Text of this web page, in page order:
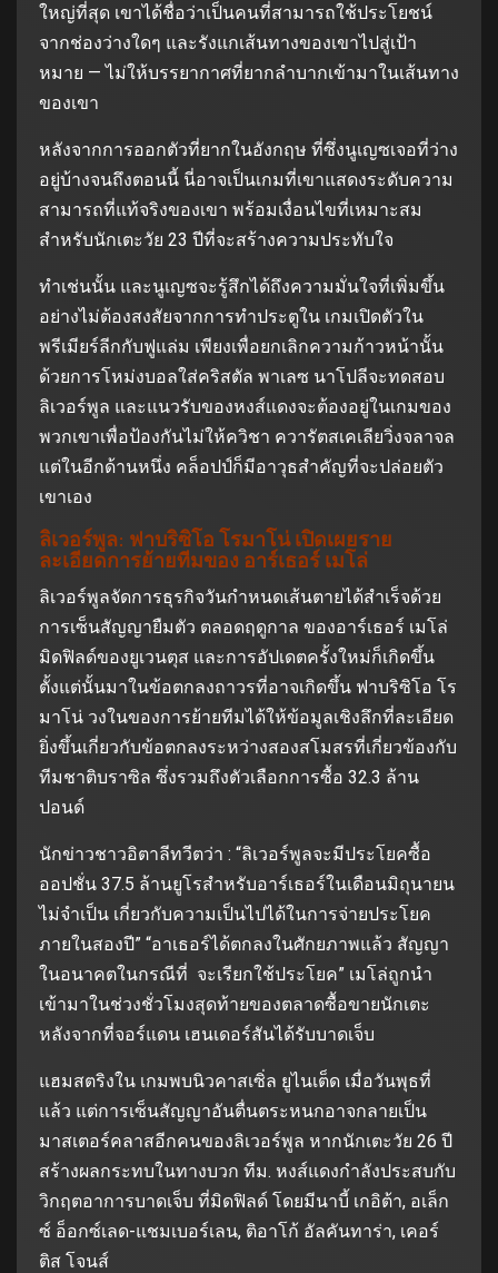
ใหญ่ที่สุด เขาได้ชื่อว่าเป็นคนที่สามารถใช้ประโยชน์
จากช่องว่างใดๆ และรังแกเส้นทางของเขาไปสู่เป้า
หมาย — ไม่ให้บรรยากาศที่ยากลำบากเข้ามาในเส้นทาง
ของเขา
หลังจากการออกตัวที่ยากในอังกฤษ ที่ซึ่งนูเญซเจอที่ว่าง
อยู่บ้างจนถึงตอนนี้ นี่อาจเป็นเกมที่เขาแสดงระดับความ
สามารถที่แท้จริงของเขา พร้อมเงื่อนไขที่เหมาะสม
สำหรับนักเตะวัย 23 ปีที่จะสร้างความประทับใจ
ทำเช่นนั้น และนูเญซจะรู้สึกได้ถึงความมั่นใจที่เพิ่มขึ้น
อย่างไม่ต้องสงสัยจากการทำประตูใน เกมเปิดตัวใน
พรีเมียร์ลีกกับฟูแล่ม เพียงเพื่อยกเลิกความก้าวหน้านั้น
ด้วยการโหม่งบอลใส่คริสตัล พาเลซ นาโปลีจะทดสอบ
ลิเวอร์พูล และแนวรับของหงส์แดงจะต้องอยู่ในเกมของ
พวกเขาเพื่อป้องกันไม่ให้ควิชา ควารัตสเคเลียวิ่งจลาจล
แต่ในอีกด้านหนึ่ง คล็อปป์ก็มีอาวุธสำคัญที่จะปล่อยตัว
เขาเอง
ลิเวอร์พูล: ฟาบริซิโอ โรมาโน่ เปิดเผยราย
ละเอียดการย้ายทีมของ อาร์เธอร์ เมโล่
ลิเวอร์พูลจัดการธุรกิจวันกำหนดเส้นตายได้สำเร็จด้วย
การเซ็นสัญญายืมตัว ตลอดฤดูกาล ของอาร์เธอร์ เมโล่
มิดฟิลด์ของยูเวนตุส และการอัปเดตครั้งใหม่ก็เกิดขึ้น
ตั้งแต่นั้นมาในข้อตกลงถาวรที่อาจเกิดขึ้น ฟาบริซิโอ โร
มาโน่ วงในของการย้ายทีมได้ให้ข้อมูลเชิงลึกที่ละเอียด
ยิ่งขึ้นเกี่ยวกับข้อตกลงระหว่างสองสโมสรที่เกี่ยวข้องกับ
ทีมชาติบราซิล ซึ่งรวมถึงตัวเลือกการซื้อ 32.3 ล้าน
ปอนด์
นักข่าวชาวอิตาลีทวีตว่า : “ลิเวอร์พูลจะมีประโยคซื้อ
ออปชั่น 37.5 ล้านยูโรสำหรับอาร์เธอร์ในเดือนมิถุนายน
ไม่จำเป็น เกี่ยวกับความเป็นไปได้ในการจ่ายประโยค
ภายในสองปี” “อาเธอร์ได้ตกลงในศักยภาพแล้ว สัญญา
ในอนาคตในกรณีที่ จะเรียกใช้ประโยค” เมโล่ถูกนำ
เข้ามาในช่วงชั่วโมงสุดท้ายของตลาดซื้อขายนักเตะ
หลังจากที่จอร์แดน เฮนเดอร์สันได้รับบาดเจ็บ
แฮมสตริงใน เกมพบนิวคาสเซิ่ล ยูไนเต็ด เมื่อวันพุธที่
แล้ว แต่การเซ็นสัญญาอันตื่นตระหนกอาจกลายเป็น
มาสเตอร์คลาสอีกคนของลิเวอร์พูล หากนักเตะวัย 26 ปี
สร้างผลกระทบในทางบวก ทีม. หงส์แดงกำลังประสบกับ
วิกฤตอาการบาดเจ็บ ที่มิดฟิลด์ โดยมีนาบี้ เกอิต้า, อเล็ก
ซ์ อ็อกซ์เลด-แชมเบอร์เลน, ติอาโก้ อัลคันทาร่า, เคอร์
ติส โจนส์